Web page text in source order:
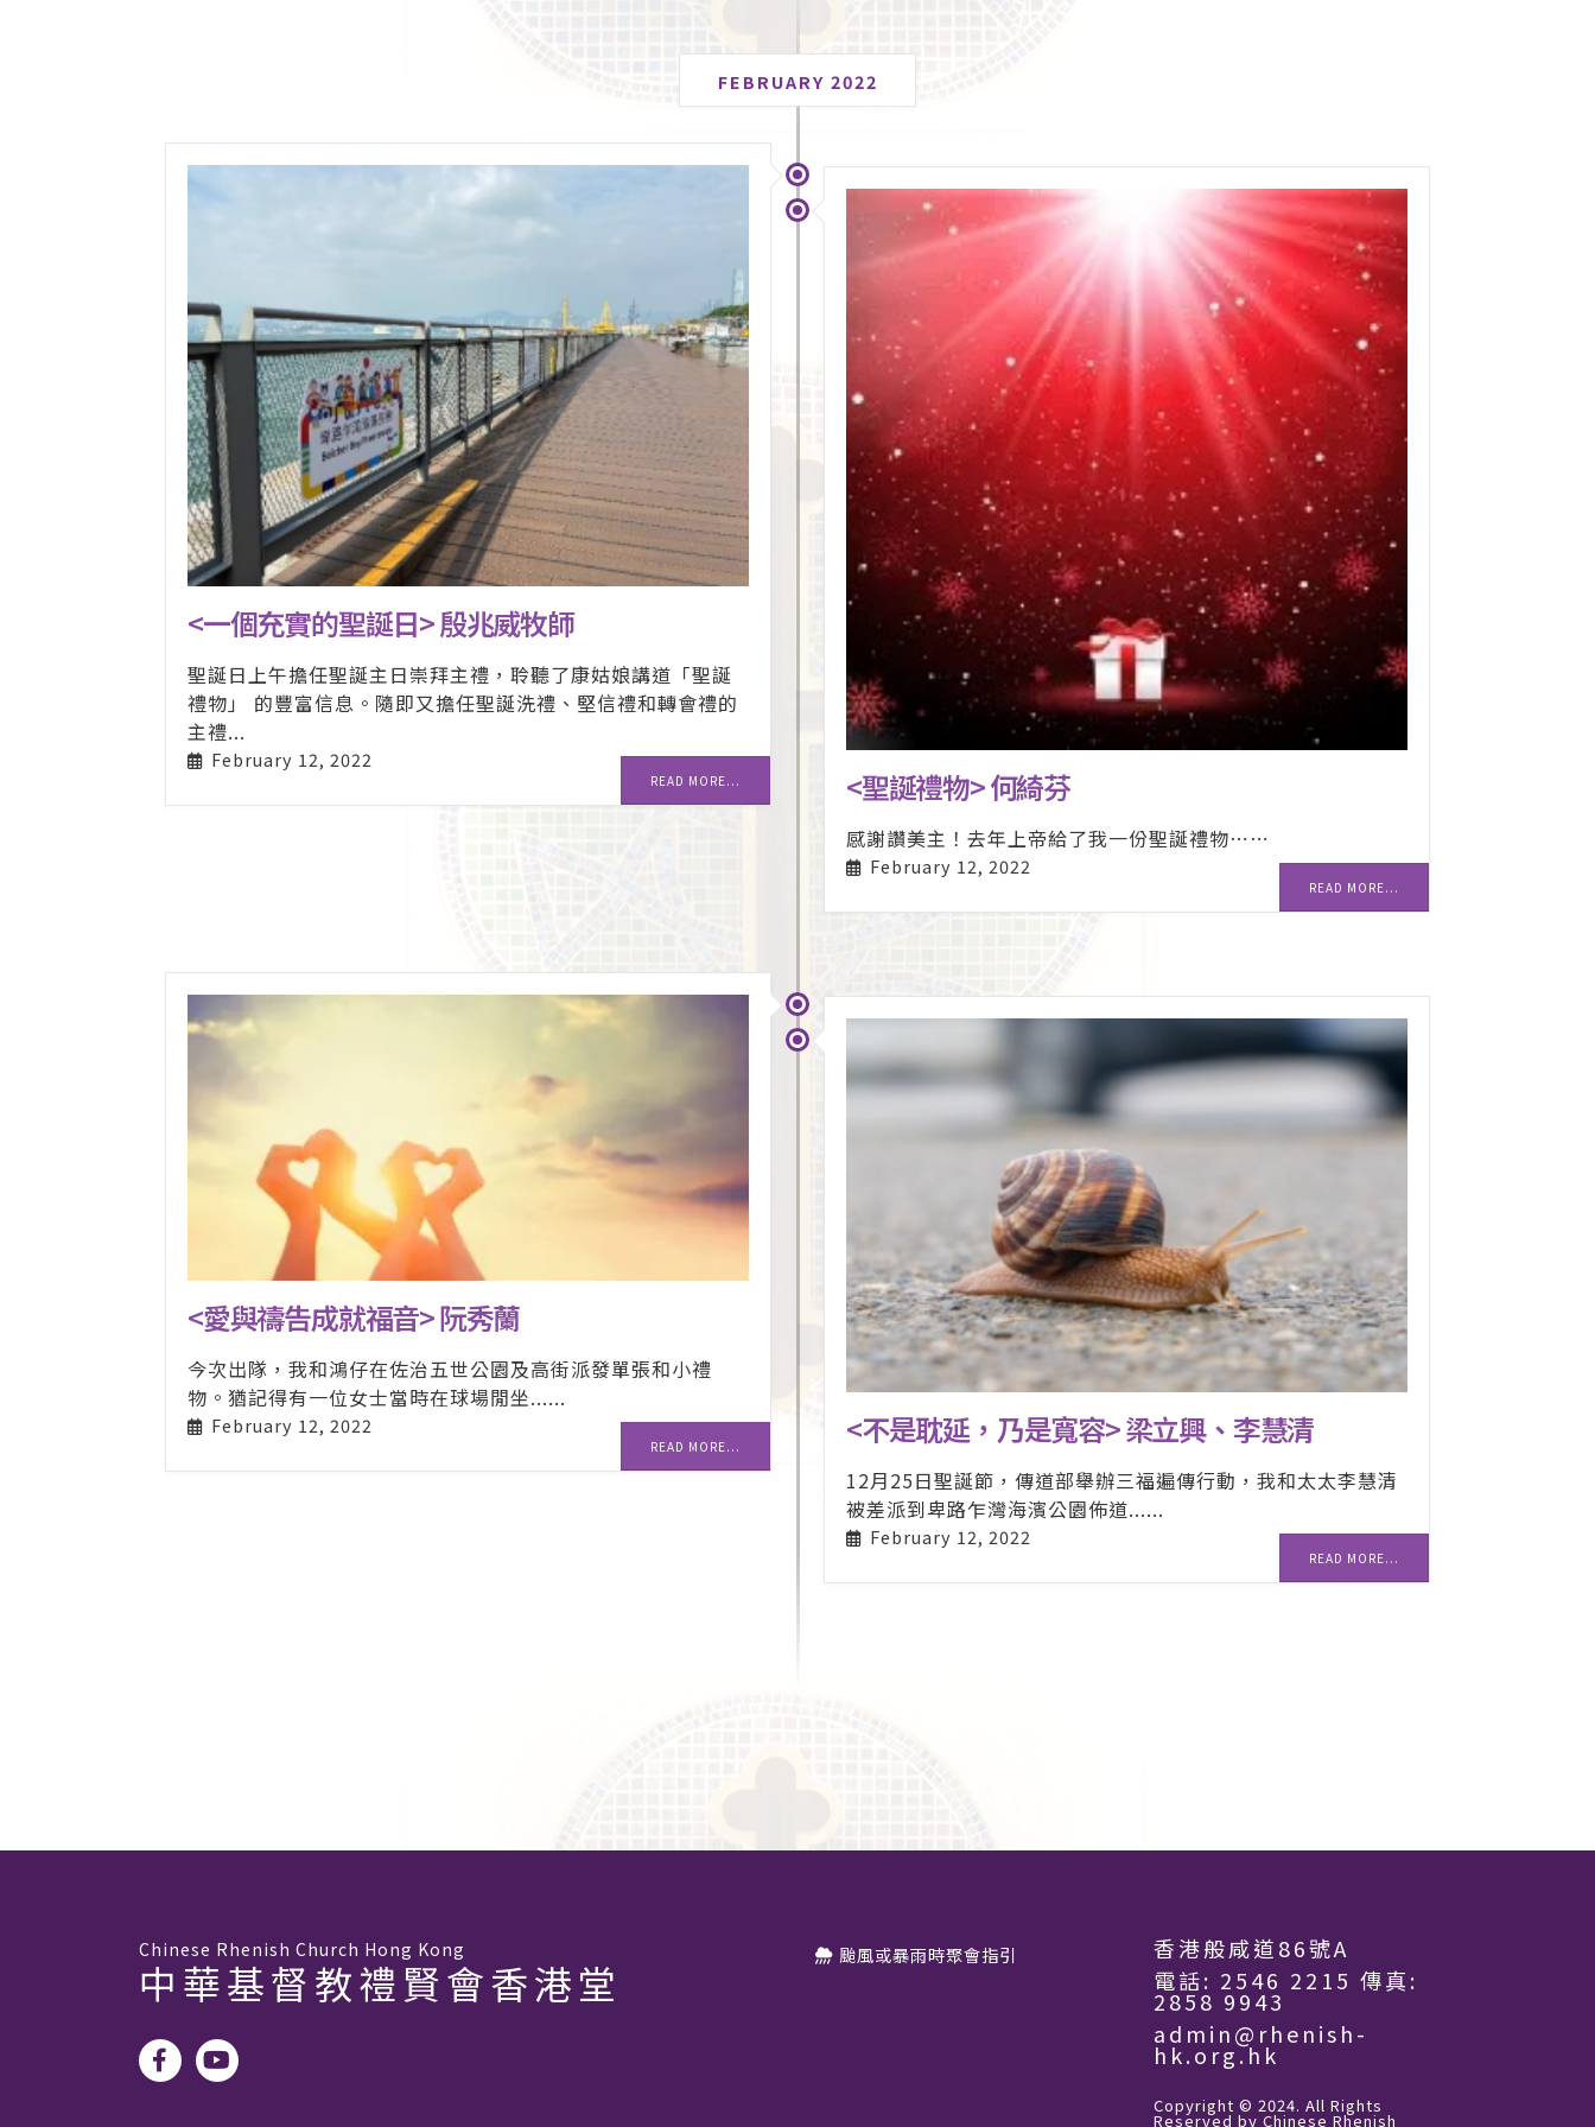
FEBRUARY 2022
<一個充實的聖誕日> 殷兆威牧師
聖誕日上午擔任聖誕主日崇拜主禮，聆聽了康姑娘講道「聖誕
禮物」 的豐富信息。隨即又擔任聖誕洗禮、堅信禮和轉會禮的
主禮...
February 12, 2022
READ MORE... <聖誕禮物> 何綺芬
感謝讚美主！去年上帝給了我一份聖誕禮物⋯⋯
February 12, 2022
READ MORE...
<愛與禱告成就福音> 阮秀蘭
今次出隊，我和鴻仔在佐治五世公園及高街派發單張和小禮
物。猶記得有一位女士當時在球場閒坐......
February 12, 2022
READ MORE... <不是耽延，乃是寬容> 梁立興、李慧清
12月25日聖誕節，傳道部舉辦三福遍傳行動，我和太太李慧清
被差派到卑路乍灣海濱公園佈道......
February 12, 2022
READ MORE...
Chinese Rhenish Church Hong Kong
中華基督教禮賢會香港堂
颱風或暴雨時聚會指引
香港般咸道86號A
電話: 2546 2215 傳真:
2858 9943
admin@rhenish-
hk.org.hk
Copyright © 2024. All Rights
Reserved by Chinese Rhenish